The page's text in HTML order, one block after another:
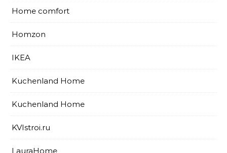
Home comfort
Homzon
IKEA
Kuchenland Home
Kuchenland Home
KVIstroi.ru
LauraHome